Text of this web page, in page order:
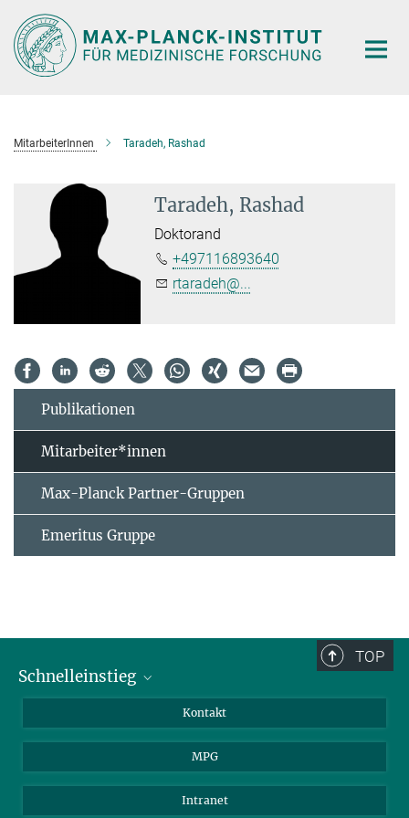
Hauptinhalt
MitarbeiterInnen Taradeh, Rashad
Taradeh, Rashad
Doktorand
+497116893640
rtaradeh@...
Publikationen
Mitarbeiter*innen
Max-Planck Partner-Gruppen
Emeritus Gruppe
TOP
Schnelleinstieg
Wissenschaftler*innen
Studierende
Kontakt
MPG
Intranet